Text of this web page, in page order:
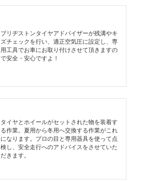
ブリヂストンタイヤアドバイザーが残溝やキ
ズチェックを行い、適正空気圧に設定し、専
用工具でお車にお取り付けさせて頂きますの
で安全・安心ですよ！
タイヤとホイールがセットされた物を装着す
る作業。夏用から冬用へ交換する作業がこれ
になります。プロの目と専用器具を使って点
検し、安全走行へのアドバイスをさせていた
だきます。